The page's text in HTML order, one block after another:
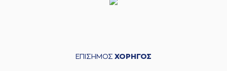
ΕΠΙΣΗΜΟΣ ΧΟΡΗΓΟΣ